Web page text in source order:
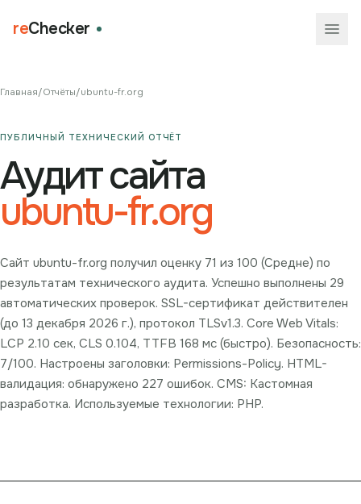
reChecker
Главная/Отчёты/ubuntu-fr.org
ПУБЛИЧНЫЙ ТЕХНИЧЕСКИЙ ОТЧЁТ
Аудит сайта
ubuntu-fr.org
Сайт ubuntu-fr.org получил оценку 71 из 100 (Средне) по
результатам технического аудита. Успешно выполнены 29
автоматических проверок. SSL-сертификат действителен
(до 13 декабря 2026 г.), протокол TLSv1.3. Core Web Vitals:
LCP 2.10 сек, CLS 0.104, TTFB 168 мс (быстро). Безопасность:
7/100. Настроены заголовки: Permissions-Policy. HTML-
валидация: обнаружено 227 ошибок. CMS: Кастомная
разработка. Используемые технологии: PHP.